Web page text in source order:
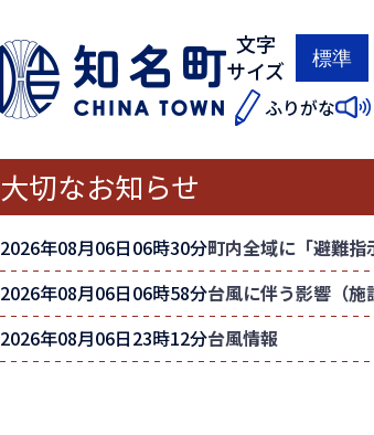
文字
サイズ
標準
（
期
ふりがな
大切なお知らせ
2026年08月06日06時30分町内全域に「避難
2026年08月06日06時58分台風に伴う影響（施
2026年08月06日23時12分台風情報